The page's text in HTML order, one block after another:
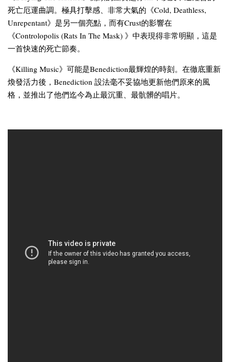
死亡厄運曲調。極具打擊感、非常大氣的《Cold, Deathless,
Unrepentant》是另一個亮點，而有Crust的影響在
《Controlopolis (Rats In The Mask) 》中表現得非常明顯，這是
一首快速的死亡節奏。
《Killing Music》可能是Benediction最輝煌的時刻。在徹底重新
煥發活力後，Benediction 設法毫不妥協地更新他們原來的風
格，並推出了他們迄今為止最沉重、最骯髒的唱片。